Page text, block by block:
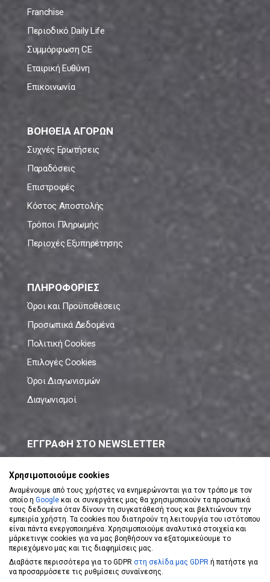
Franchise
Περιοδικό Daily Life
Συμμόρφωση CE
Εταιρική Ευθύνη
Επικοινωνία
ΒΟΗΘΕΙΑ ΑΓΟΡΩΝ
Συχνές Ερωτήσεις
Παραδόσεις
Επιστροφές
Κόστος Αποστολής
Τρόποι Πληρωμής
Περιοχές Εξυπηρέτησης
ΠΛΗΡΟΦΟΡΙΕΣ
Όροι και Προϋποθέσεις
Προσωπικά Δεδομένα
Πολιτική Cookies
Επιλογές Cookies
Όροι Διαγωνισμών
Διαγωνισμοί
ΕΓΓΡΑΦΗ ΣΤΟ NEWSLETTER
ΕΓΓΡΑΦΗ ΣΤΟ NEWSLETTER
Αποδέχομαι τουςΌρους Χρήσης
Χρησιμοποιούμε cookies
Αναμένουμε από τους χρήστες να ενημερώνονται για τον τρόπο με τον
οποίο η Google και οι συνεργάτες μας θα χρησιμοποιούν τα προσωπικά
τους δεδομένα όταν δίνουν τη συγκατάθεσή τους και βελτιώνουν την
εμπειρία χρήστη. Τα cookies που διατηρούν τη λειτουργία του ιστότοπου
είναι πάντα ενεργοποιημένα. Χρησιμοποιούμε αναλυτικά στοιχεία και
μάρκετινγκ cookies για να μας βοηθήσουν να εξατομικεύουμε το
περιεχόμενο μας και τις διαφημίσεις μας.
Διαβάστε περισσότερα για το GDPR στη σελίδα μας GDPR ή πατήστε για
να προσαρμόσετε τις ρυθμίσεις συναίνεσης.